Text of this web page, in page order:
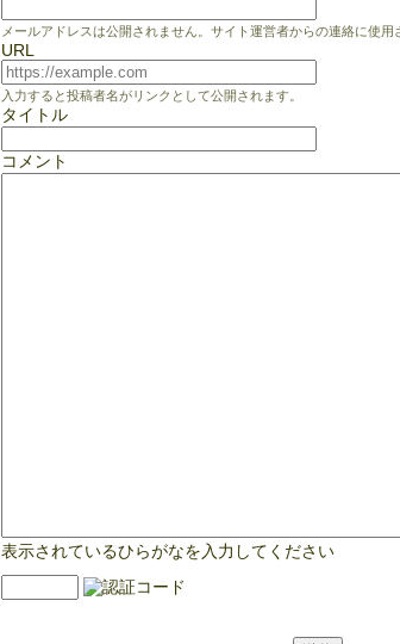
メールアドレスは公開されません。サイト運営者からの連絡に使用
URL
入力すると投稿者名がリンクとして公開されます。
タイトル
コメント
表示されているひらがなを入力してください